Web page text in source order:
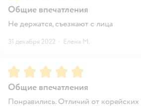
Общие впечатления
Не держатся, съезжают с лица
31 декабря 2022 · Елена М.
Рейтинг:5
Общие впечатления
Понравились. Отличий от корейских